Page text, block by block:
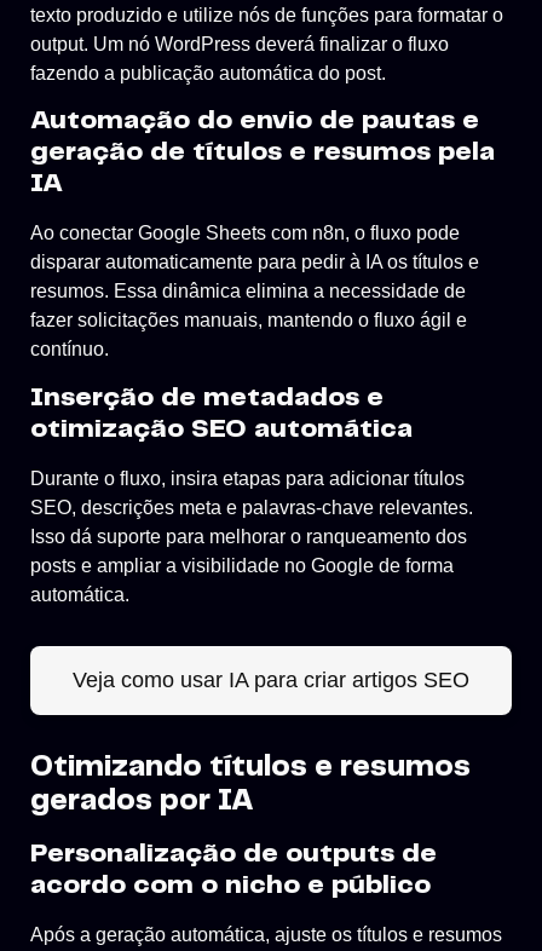
texto produzido e utilize nós de funções para formatar o
output. Um nó WordPress deverá finalizar o fluxo
fazendo a publicação automática do post.
Automação do envio de pautas e
geração de títulos e resumos pela
IA
Ao conectar Google Sheets com n8n, o fluxo pode
disparar automaticamente para pedir à IA os títulos e
resumos. Essa dinâmica elimina a necessidade de
fazer solicitações manuais, mantendo o fluxo ágil e
contínuo.
Inserção de metadados e
otimização SEO automática
Durante o fluxo, insira etapas para adicionar títulos
SEO, descrições meta e palavras-chave relevantes.
Isso dá suporte para melhorar o ranqueamento dos
posts e ampliar a visibilidade no Google de forma
automática.
Veja como usar IA para criar artigos SEO
Otimizando títulos e resumos
gerados por IA
Personalização de outputs de
acordo com o nicho e público
Após a geração automática, ajuste os títulos e resumos